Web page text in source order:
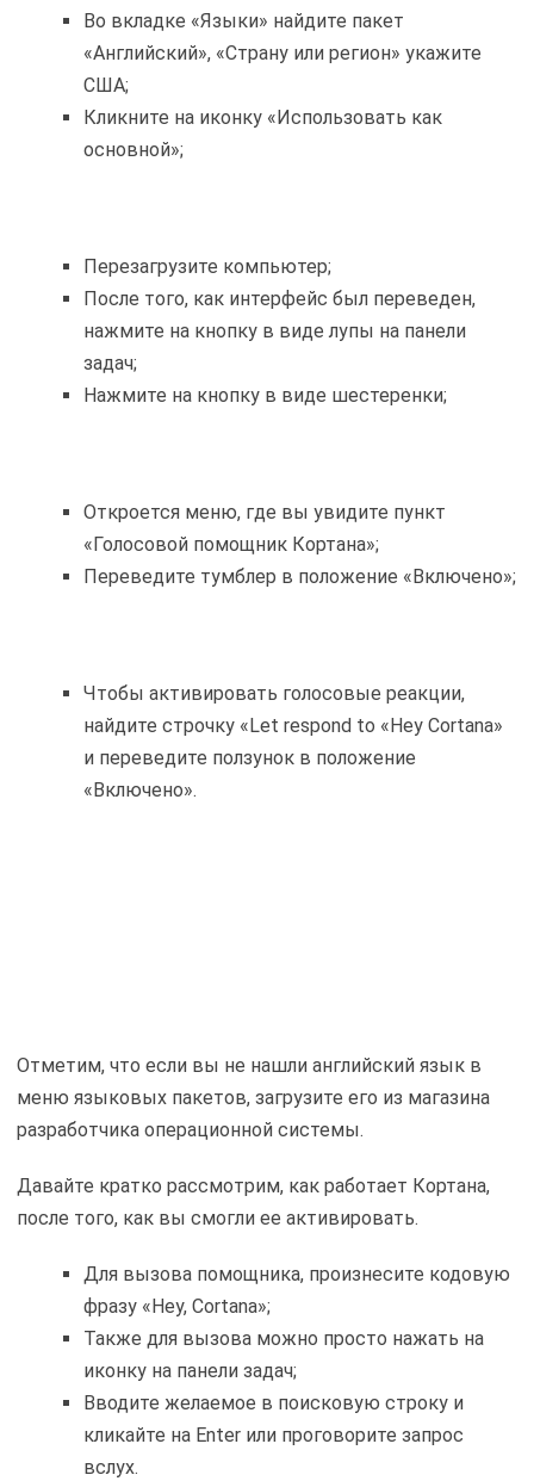
Во вкладке «Языки» найдите пакет
«Английский», «Страну или регион» укажите
США;
Кликните на иконку «Использовать как
основной»;
Перезагрузите компьютер;
После того, как интерфейс был переведен,
нажмите на кнопку в виде лупы на панели
задач;
Нажмите на кнопку в виде шестеренки;
Откроется меню, где вы увидите пункт
«Голосовой помощник Кортана»;
Переведите тумблер в положение «Включено»;
Чтобы активировать голосовые реакции,
найдите строчку «Let respond to «Hey Cortana»
и переведите ползунок в положение
«Включено».
Отметим, что если вы не нашли английский язык в
меню языковых пакетов, загрузите его из магазина
разработчика операционной системы.
Давайте кратко рассмотрим, как работает Кортана,
после того, как вы смогли ее активировать.
Для вызова помощника, произнесите кодовую
фразу «Hey, Cortana»;
Также для вызова можно просто нажать на
иконку на панели задач;
Вводите желаемое в поисковую строку и
кликайте на Enter или проговорите запрос
вслух.